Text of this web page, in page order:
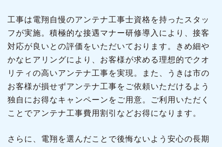
工事は電翔自慢のアンテナ工事士資格を持ったスタッ
フが実施。積極的な接遇マナー研修導入により、接客
対応が良いとの評価をいただいております。きめ細や
かなヒアリングにより、お客様が求める理想的でクオ
リティの高いアンテナ工事を実現。また、うきは市の
お客様が損せずアンテナ工事をご依頼いただけるよう
独自にお得なキャンペーンをご用意。ご利用いただく
ことでアンテナ工事費用割引などお得になります。
さらに、電翔を選んだことで後悔ないよう安心の長期